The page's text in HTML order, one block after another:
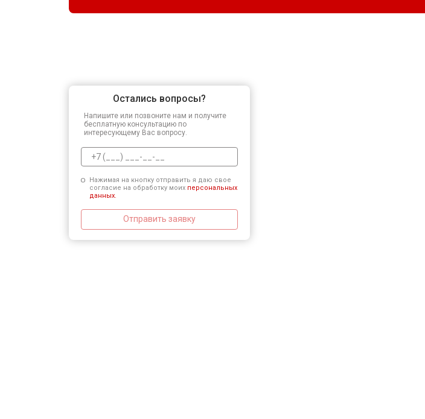
Остались вопросы?
Напишите или позвоните нам и получите
бесплатную консультацию по
интересующему Вас вопросу.
Нажимая на кнопку отправить я даю свое
согласие на обработку моих персональных
данных.
Отправить заявку